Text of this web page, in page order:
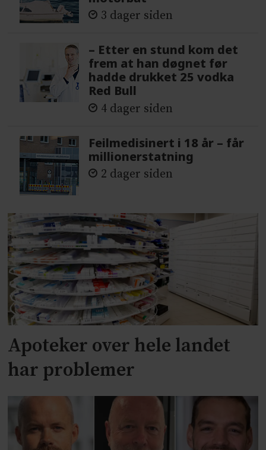
3 dager siden
– Etter en stund kom det
frem at han døgnet før
hadde drukket 25 vodka
Red Bull
4 dager siden
Feilmedisinert i 18 år – får
millionerstatning
2 dager siden
Apoteker over hele landet
har problemer